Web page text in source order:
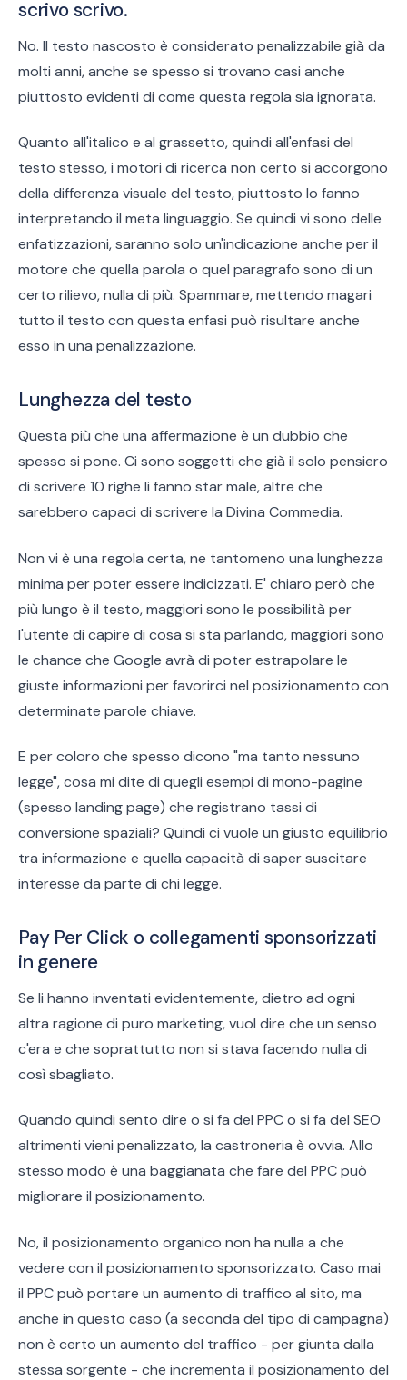
scrivo scrivo.
No. Il testo nascosto è considerato penalizzabile già da
molti anni, anche se spesso si trovano casi anche
piuttosto evidenti di come questa regola sia ignorata.
Quanto all'italico e al grassetto, quindi all'enfasi del
testo stesso, i motori di ricerca non certo si accorgono
della differenza visuale del testo, piuttosto lo fanno
interpretando il meta linguaggio. Se quindi vi sono delle
enfatizzazioni, saranno solo un'indicazione anche per il
motore che quella parola o quel paragrafo sono di un
certo rilievo, nulla di più. Spammare, mettendo magari
tutto il testo con questa enfasi può risultare anche
esso in una penalizzazione.
Lunghezza del testo
Questa più che una affermazione è un dubbio che
spesso si pone. Ci sono soggetti che già il solo pensiero
di scrivere 10 righe li fanno star male, altre che
sarebbero capaci di scrivere la Divina Commedia.
Non vi è una regola certa, ne tantomeno una lunghezza
minima per poter essere indicizzati. E' chiaro però che
più lungo è il testo, maggiori sono le possibilità per
l'utente di capire di cosa si sta parlando, maggiori sono
le chance che Google avrà di poter estrapolare le
giuste informazioni per favorirci nel posizionamento con
determinate parole chiave.
E per coloro che spesso dicono "ma tanto nessuno
legge", cosa mi dite di quegli esempi di mono-pagine
(spesso landing page) che registrano tassi di
conversione spaziali? Quindi ci vuole un giusto equilibrio
tra informazione e quella capacità di saper suscitare
interesse da parte di chi legge.
Pay Per Click o collegamenti sponsorizzati
in genere
Se li hanno inventati evidentemente, dietro ad ogni
altra ragione di puro marketing, vuol dire che un senso
c'era e che soprattutto non si stava facendo nulla di
così sbagliato.
Quando quindi sento dire o si fa del PPC o si fa del SEO
altrimenti vieni penalizzato, la castroneria è ovvia. Allo
stesso modo è una baggianata che fare del PPC può
migliorare il posizionamento.
No, il posizionamento organico non ha nulla a che
vedere con il posizionamento sponsorizzato. Caso mai
il PPC può portare un aumento di traffico al sito, ma
anche in questo caso (a seconda del tipo di campagna)
non è certo un aumento del traffico - per giunta dalla
stessa sorgente - che incrementa il posizionamento del